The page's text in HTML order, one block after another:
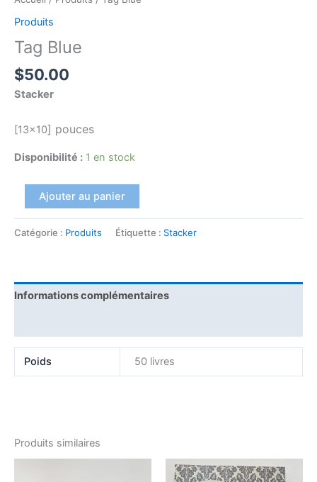
Produits
Tag Blue
$50.00
Stacker
[13×10] pouces
Disponibilité : 1 en stock
Ajouter au panier
Catégorie : Produits Étiquette : Stacker
Informations complémentaires
Poids 50 livres
Produits similaires